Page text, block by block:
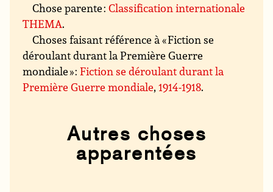
Chose parente :Classification internationale
THEMA.
Choses faisant référence à « Fiction se
déroulant durant la Première Guerre
mondiale » :Fiction se déroulant durant la
Première Guerre mondiale,1914-1918.
Autres choses
apparentées